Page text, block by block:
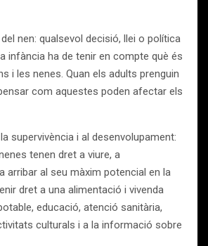
nen: qualsevol decisió, llei o política
infància ha de tenir en compte què és
i les nenes. Quan els adults prenguin
com aquestes poden afectar els
supervivència i al desenvolupament:
tenen dret a viure, a
arribar al seu màxim potencial en la
dret a una alimentació i vivenda
educació, atenció sanitària,
culturals i a la informació sobre